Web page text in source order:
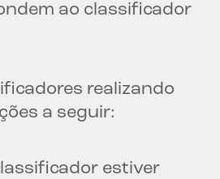
ao classificador
realizando
a seguir:
estiver